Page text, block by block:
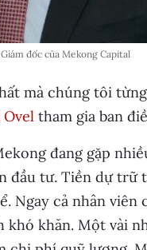
đốc của Mekong Capital
mà chúng tôi
Oveltham gia ban
đang gặp
đầu tư. Tiền dự trữ
Ngay cả nhân viên
khăn. Một vài